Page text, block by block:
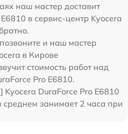
наш мастер доставит
в сервис-центр Kyocera
и наш мастер
в Кирове
стоимость работ над
Pro E6810.
DuraForce Pro E6810
среднем занимает 2 часа при